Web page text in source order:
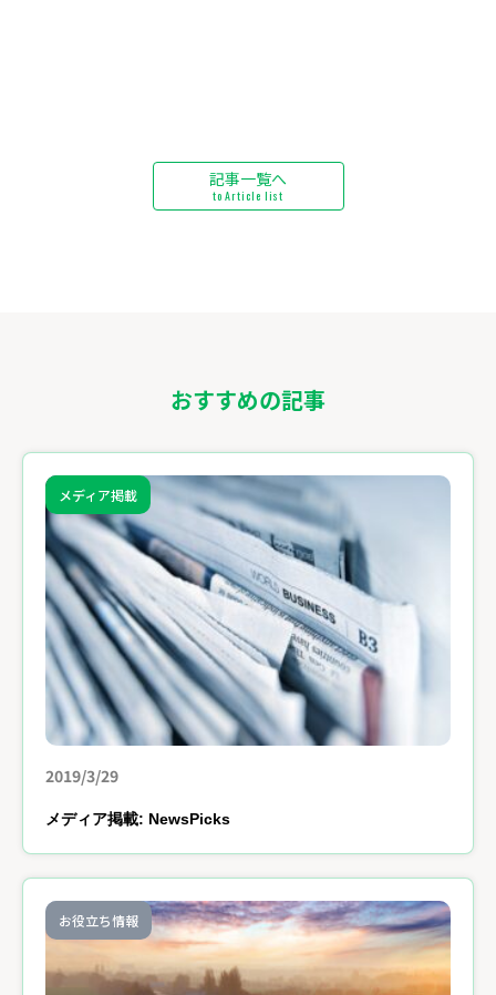
記事一覧へ
to Article list
おすすめの記事
メディア掲載
2019/3/29
メディア掲載: NewsPicks
お役立ち情報